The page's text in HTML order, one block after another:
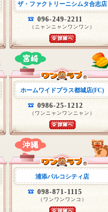
ザ・ファクトリーニシムタ合志店
096-249-2211
（ニャンニャンワンワン）
ホームワイドプラス都城店(FC)
0986-25-1212
（ワンニャンワンニャン）
浦添パルコシティ店
098-871-1115
（ワンワンワンコ）